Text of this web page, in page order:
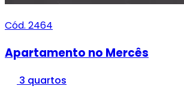
Cód. 2464
Apartamento no Mercês
3 quartos